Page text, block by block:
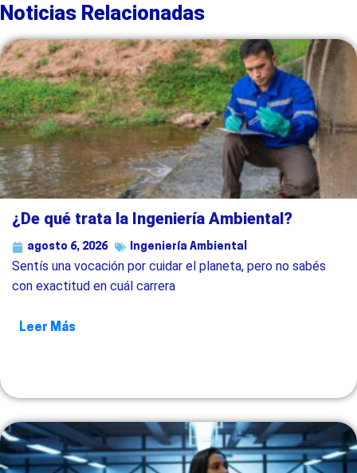
Noticias Relacionadas
¿De qué trata la Ingeniería Ambiental?
agosto 6, 2026 Ingeniería Ambiental
Sentís una vocación por cuidar el planeta, pero no sabés
con exactitud en cuál carrera
Leer Más